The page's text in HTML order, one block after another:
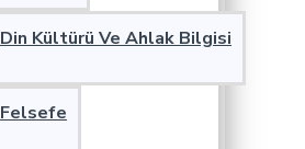
Din Kültürü Ve Ahlak Bilgisi
Felsefe